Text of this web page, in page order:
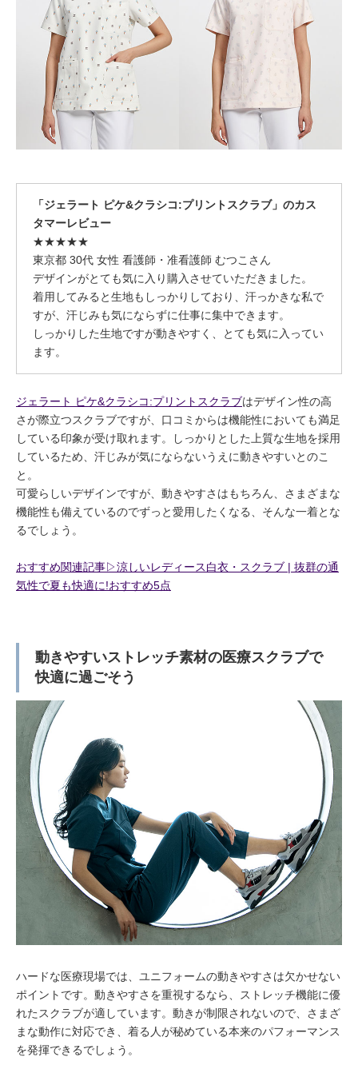
「ジェラート ピケ&クラシコ:プリントスクラブ」のカス
タマーレビュー
★★★★★
東京都 30代 女性 看護師・准看護師 むつこさん
デザインがとても気に入り購入させていただきました。
着用してみると生地もしっかりしており、汗っかきな私で
すが、汗じみも気にならずに仕事に集中できます。
しっかりした生地ですが動きやすく、とても気に入ってい
ます。
ジェラート ピケ&クラシコ:プリントスクラブはデザイン性の高
さが際立つスクラブですが、口コミからは機能性においても満足
している印象が受け取れます。しっかりとした上質な生地を採用
しているため、汗じみが気にならないうえに動きやすいとのこ
と。
可愛らしいデザインですが、動きやすさはもちろん、さまざまな
機能性も備えているのでずっと愛用したくなる、そんな一着とな
るでしょう。
おすすめ関連記事▷涼しいレディース白衣・スクラブ | 抜群の通
気性で夏も快適に!おすすめ5点
動きやすいストレッチ素材の医療スクラブで
快適に過ごそう
ハードな医療現場では、ユニフォームの動きやすさは欠かせない
ポイントです。動きやすさを重視するなら、ストレッチ機能に優
れたスクラブが適しています。動きが制限されないので、さまざ
まな動作に対応でき、着る人が秘めている本来のパフォーマンス
を発揮できるでしょう。